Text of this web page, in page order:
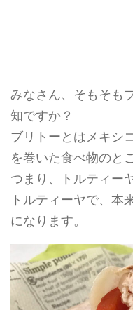
みなさん、そもそも
知ですか？
ブリトーとはメキシ
を巻いた食べ物のと
つまり、トルティー
トルティーヤで、本
になります。